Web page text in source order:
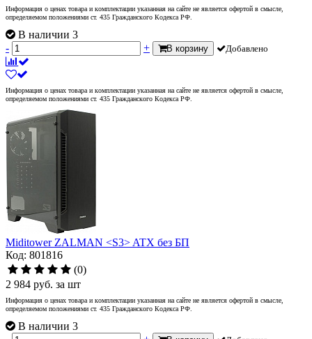
Информация о ценах товара и комплектации указанная на сайте не является офертой в смысле,
определяемом положениями ст. 435 Гражданского Кодекса РФ.
В наличии 3
-
+ В корзину Добавлено
Информация о ценах товара и комплектации указанная на сайте не является офертой в смысле,
определяемом положениями ст. 435 Гражданского Кодекса РФ.
Miditower ZALMAN <S3> ATX без БП
Код: 801816
(0)
2 984 руб. за шт
Информация о ценах товара и комплектации указанная на сайте не является офертой в смысле,
определяемом положениями ст. 435 Гражданского Кодекса РФ.
В наличии 3